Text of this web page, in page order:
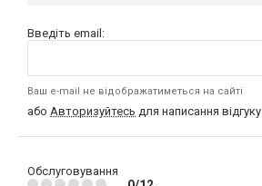
Введіть email:
Ваш e-mail не відображатиметься на сайті
або Авторизуйтесь для написання відгуку
Обслуговування